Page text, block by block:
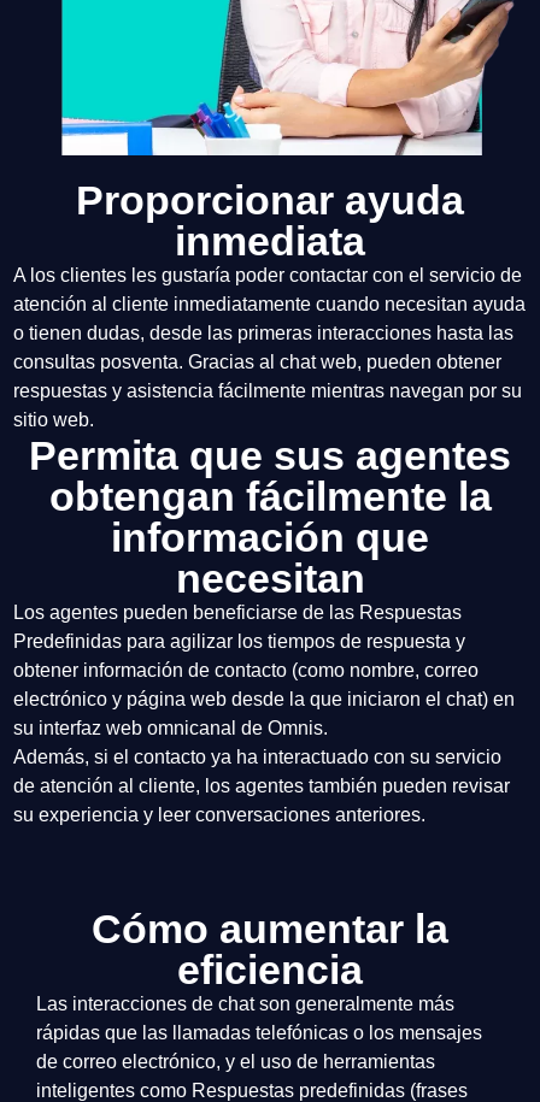
Proporcionar ayuda
inmediata
A los clientes les gustaría poder contactar con el servicio de
atención al cliente inmediatamente cuando necesitan ayuda
o tienen dudas, desde las primeras interacciones hasta las
consultas posventa. Gracias al chat web, pueden obtener
respuestas y asistencia fácilmente mientras navegan por su
sitio web.
Permita que sus agentes
obtengan fácilmente la
información que
necesitan
Los agentes pueden beneficiarse de las Respuestas
Predefinidas para agilizar los tiempos de respuesta y
obtener información de contacto (como nombre, correo
electrónico y página web desde la que iniciaron el chat) en
su interfaz web omnicanal de Omnis.
Además, si el contacto ya ha interactuado con su servicio
de atención al cliente, los agentes también pueden revisar
su experiencia y leer conversaciones anteriores.
Cómo aumentar la
eficiencia
Las interacciones de chat son generalmente más
rápidas que las llamadas telefónicas o los mensajes
de correo electrónico, y el uso de herramientas
inteligentes como Respuestas predefinidas (frases